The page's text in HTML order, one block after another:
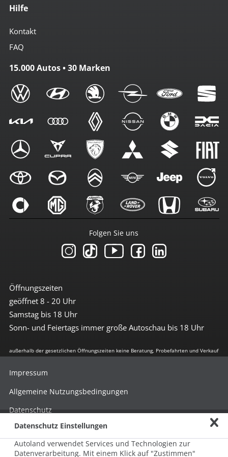
Hilfe
Kontakt
FAQ
15.000 Autos • 30 Marken
Öffnungszeiten
geöffnet 8 - 20 Uhr
Samstag bis 18 Uhr
Sonn- und Feiertags immer große Autoschau bis 18 Uhr
Folgen Sie uns
außerhalb der gesetzlichen Öffnungszeiten keine Beratung, Probefahrten und Verkauf
Impressum
Allgemeine Nutzungsbedingungen
Datenschutz
Hinweisgebersystem nach HinSchG
Beschwerde nach LkSG
Datenschutz Einstellungen
Autoland verwendet Services und Technologien zur
Datenverarbeitung. Mit einem Klick auf "Zustimmen"